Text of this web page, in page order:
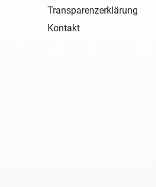
Transparenzerklärung
Kontakt